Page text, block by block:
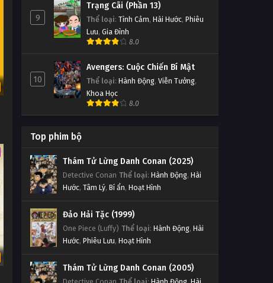
9
Trạng Cãi (Phần 13)
Thể loại: Tình Cảm, Hài Hước, Phiêu
Lưu, Gia Đình
8.0
10
Avengers: Cuộc Chiến Bí Mật
Thể loại: Hành Động, Viễn Tưởng,
Khoa Học
8.0
Top phim bộ
Thám Tử Lừng Danh Conan (2025)
Detective Conan Thể loại: Hành Động, Hài
Hước, Tâm Lý, Bí ẩn, Hoạt Hình
Đảo Hải Tặc (1999)
One Piece (Luffy) Thể loại: Hành Động, Hài
Hước, Phiêu Lưu, Hoạt Hình
Thám Tử Lừng Danh Conan (2005)